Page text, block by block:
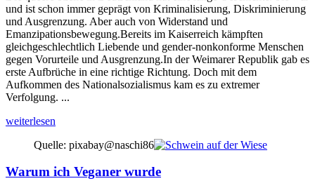
und ist schon immer geprägt von Kriminalisierung, Diskriminierung
und Ausgrenzung. Aber auch von Widerstand und
Emanzipationsbewegung.Bereits im Kaiserreich kämpften
gleichgeschlechtlich Liebende und gender-nonkonforme Menschen
gegen Vorurteile und Ausgrenzung.In der Weimarer Republik gab es
erste Aufbrüche in eine richtige Richtung. Doch mit dem
Aufkommen des Nationalsozialismus kam es zu extremer
Verfolgung. ...
weiterlesen
Quelle: pixabay@naschi86
Warum ich Veganer wurde